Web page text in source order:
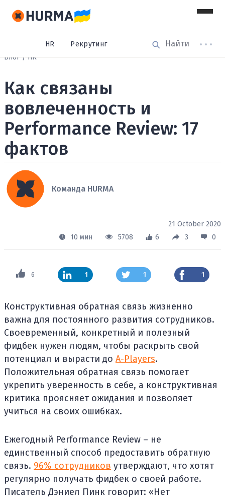
HR
Рекрутинг
Блог
HR
Как связаны
вовлеченность и
Performance Review: 17
фактов
Команда HURMA
21 October 2020
10 мин
5708 6 3 0
6 1 1 1
Конструктивная обратная связь жизненно
важна для постоянного развития сотрудников.
Своевременный, конкретный и полезный
фидбек нужен людям, чтобы раскрыть свой
потенциал и вырасти до A-Players.
Положительная обратная связь помогает
укрепить уверенность в себе, а конструктивная
критика проясняет ожидания и позволяет
учиться на своих ошибках.
Ежегодный Performance Review – не
единственный способ предоставить обратную
связь. 96% сотрудников утверждают, что хотят
регулярно получать фидбек о своей работе.
Писатель Дэниел Пинк говорит: «Нет